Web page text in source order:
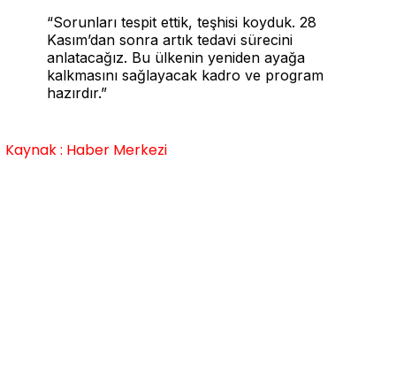
“Sorunları tespit ettik, teşhisi koyduk. 28
Kasım’dan sonra artık tedavi sürecini
anlatacağız. Bu ülkenin yeniden ayağa
kalkmasını sağlayacak kadro ve program
hazırdır.”
: Haber Merkezi